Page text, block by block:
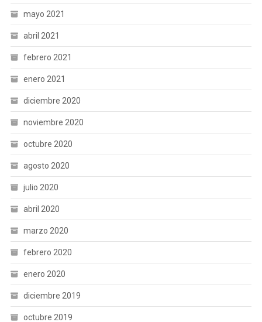
mayo 2021
abril 2021
febrero 2021
enero 2021
diciembre 2020
noviembre 2020
octubre 2020
agosto 2020
julio 2020
abril 2020
marzo 2020
febrero 2020
enero 2020
diciembre 2019
octubre 2019